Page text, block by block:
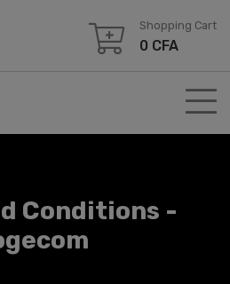
Shopping Cart
0 CFA
Conditions -